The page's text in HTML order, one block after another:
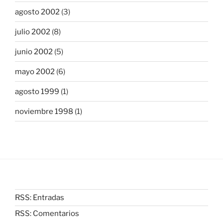
agosto 2002 (3)
julio 2002 (8)
junio 2002 (5)
mayo 2002 (6)
agosto 1999 (1)
noviembre 1998 (1)
RSS: Entradas
RSS: Comentarios